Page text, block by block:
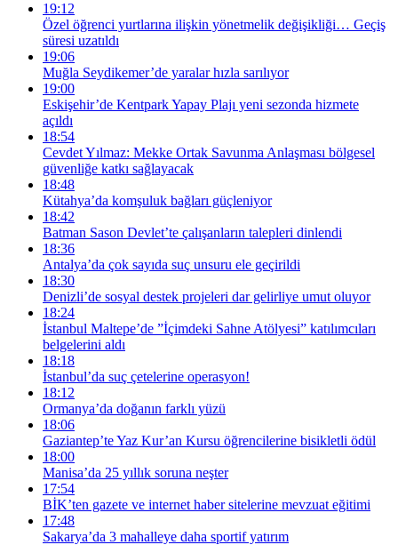
19:12
Özel öğrenci yurtlarına ilişkin yönetmelik değişikliği… Geçiş
süresi uzatıldı
19:06
Muğla Seydikemer’de yaralar hızla sarılıyor
19:00
Eskişehir’de Kentpark Yapay Plajı yeni sezonda hizmete
açıldı
18:54
Cevdet Yılmaz: Mekke Ortak Savunma Anlaşması bölgesel
güvenliğe katkı sağlayacak
18:48
Kütahya’da komşuluk bağları güçleniyor
18:42
Batman Sason Devlet’te çalışanların talepleri dinlendi
18:36
Antalya’da çok sayıda suç unsuru ele geçirildi
18:30
Denizli’de sosyal destek projeleri dar gelirliye umut oluyor
18:24
İstanbul Maltepe’de ”İçimdeki Sahne Atölyesi” katılımcıları
belgelerini aldı
18:18
İstanbul’da suç çetelerine operasyon!
18:12
Ormanya’da doğanın farklı yüzü
18:06
Gaziantep’te Yaz Kur’an Kursu öğrencilerine bisikletli ödül
18:00
Manisa’da 25 yıllık soruna neşter
17:54
BİK’ten gazete ve internet haber sitelerine mevzuat eğitimi
17:48
Sakarya’da 3 mahalleye daha sportif yatırım